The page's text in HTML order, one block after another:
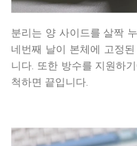
분리는 양 사이드를 살짝
네번째 날이 본체에 고정
니다. 또한 방수를 지원하
척하면 끝입니다.